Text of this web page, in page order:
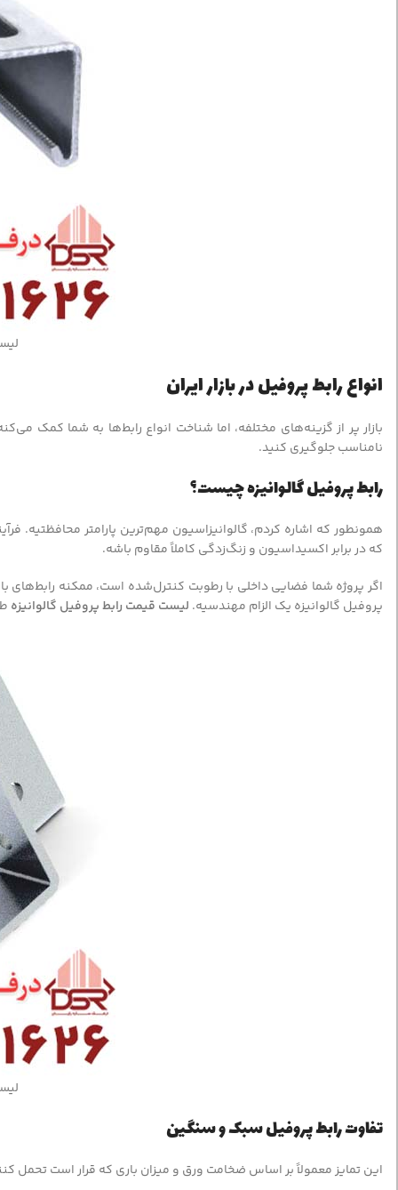
انواع رابط پروفیل در بازار ایران
بازار پر از گزینه‌های مختلفه، اما شناخت انواع رابط‌ها به شما کمک
نامناسب جلوگیری کنید.
رابط پروفیل گالوانیزه چیست؟
همونطور که اشاره کردم، گالوانیزاسیون مهم‌ترین پارامتر محافظتیه.
که در برابر اکسیداسیون و زنگ‌زدگی کاملاً مقاوم باشه.
اگر پروژه شما فضایی داخلی با رطوبت کنترل‌شده است، ممکنه رابط‌های
پروفیل گالوانیزه یک الزام مهندسیه. لیست قیمت رابط پروفیل گالوانیزه
تفاوت رابط پروفیل سبک و سنگین
این تمایز معمولاً بر اساس ضخامت ورق و میزان باری که قرار است تحمل